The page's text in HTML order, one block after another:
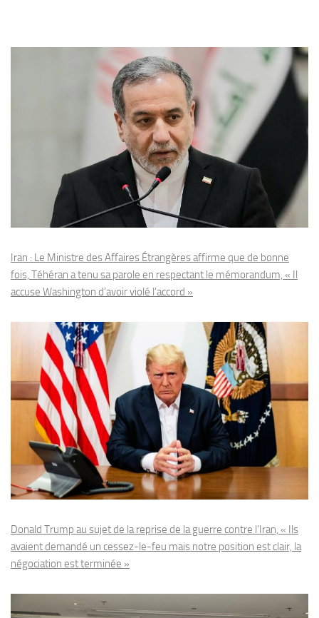
Iran : Le Ministre des Affaires Étrangères affirme que de bonne
fois, Téhéran a tenu sa parole en respectant le mémorandum, « Il
accuse Washington d’avoir violé l’accord »
Donald Trump au sujet de la reprise de la guerre contre l’Iran, « Ils
avaient demandé un cessez-le-feu mais notre position est clair, la
négociation est terminée »